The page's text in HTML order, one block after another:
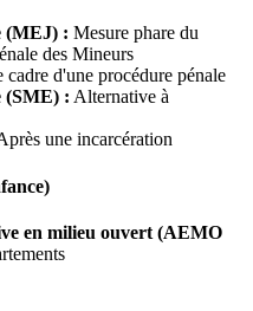
(MEJ) : Mesure phare du
des Mineurs
cadre d'une procédure pénale
(SME) : Alternative à
une incarcération
en milieu ouvert (AEMO